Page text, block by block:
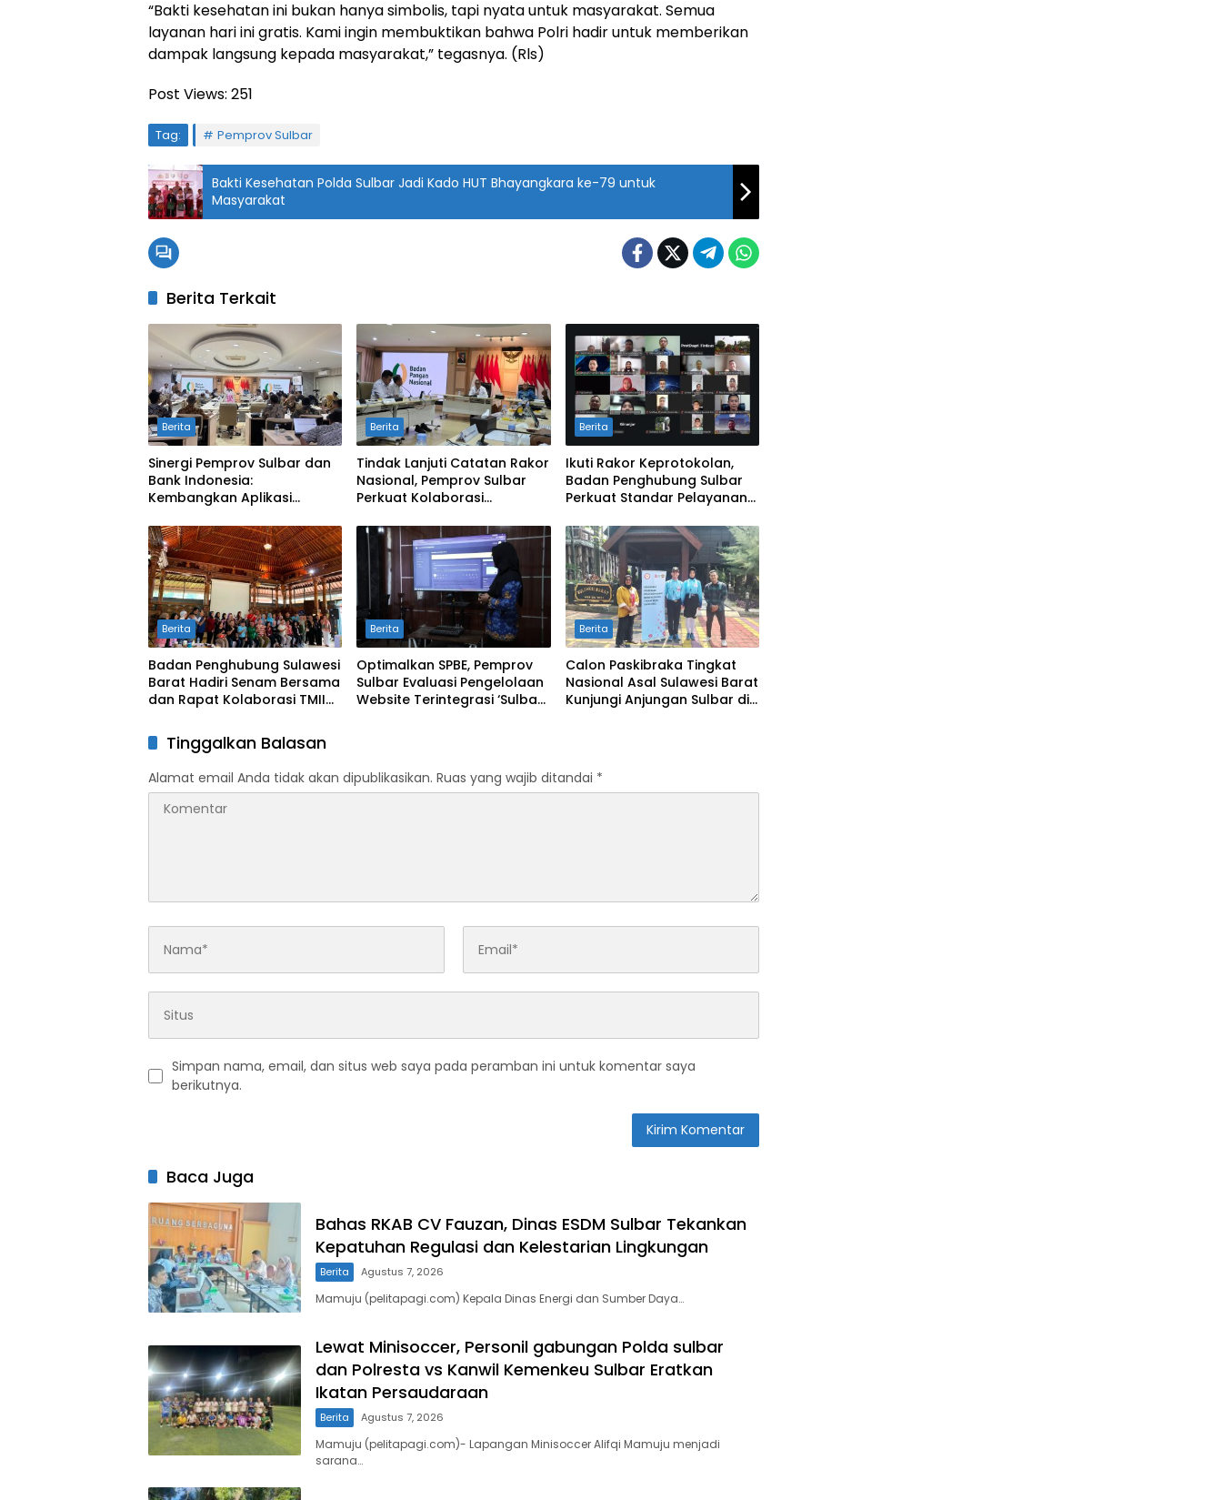
“Bakti kesehatan ini bukan hanya simbolis, tapi nyata untuk masyarakat. Semua
layanan hari ini gratis. Kami ingin membuktikan bahwa Polri hadir untuk memberikan
dampak langsung kepada masyarakat,” tegasnya. (Rls)
Post Views: 251
Tag: Pemprov Sulbar
Bakti Kesehatan Polda Sulbar Jadi Kado HUT Bhayangkara ke-79 untuk
Masyarakat
Berita Terkait
Berita
Sinergi Pemprov Sulbar dan
Bank Indonesia:
Kembangkan Aplikasi
Harga Pangan
Berita
Tindak Lanjuti Catatan Rakor
Nasional, Pemprov Sulbar
Perkuat Kolaborasi
BSPS
Berita
Ikuti Rakor Keprotokolan,
Badan Penghubung Sulbar
Perkuat Standar Pelayanan
Berita
Badan Penghubung Sulawesi
Barat Hadiri Senam Bersama
dan Rapat Kolaborasi TMII
Berita
Optimalkan SPBE, Pemprov
Sulbar Evaluasi Pengelolaan
Website Terintegrasi ‘Sulbar
Berita
Calon Paskibraka Tingkat
Nasional Asal Sulawesi Barat
Kunjungi Anjungan Sulbar di
Tinggalkan Balasan
Alamat email Anda tidak akan dipublikasikan. Ruas yang wajib ditandai *
Simpan nama, email, dan situs web saya pada peramban ini untuk komentar saya
berikutnya.
Baca Juga
Bahas RKAB CV Fauzan, Dinas ESDM Sulbar Tekankan
Kepatuhan Regulasi dan Kelestarian Lingkungan
Berita Agustus 7, 2026
Mamuju (pelitapagi.com) Kepala Dinas Energi dan Sumber Daya…
Lewat Minisoccer, Personil gabungan Polda sulbar
dan Polresta vs Kanwil Kemenkeu Sulbar Eratkan
Ikatan Persaudaraan
Berita Agustus 7, 2026
Mamuju (pelitapagi.com)- Lapangan Minisoccer Alifqi Mamuju menjadi
sarana…